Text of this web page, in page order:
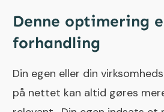
Denne optimering
forhandling
Din egen eller din
på nettet kan altid gøres